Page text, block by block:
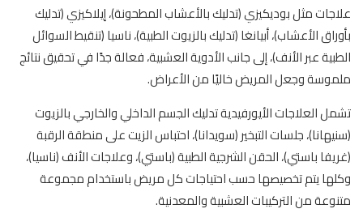
علاجات مثل بوديكيزي (تدليك بالأعشاب المطحونة)، إيلاكيزي (تدليك
بأوراق الأعشاب)، أبيانغا (تدليك بالزيوت الطبية)، ناسيا (تنقيط السوائل
الطبية عبر الأنف)، إلى جانب الأدوية العشبية، فعالة جدًا في تحقيق نتائج
ملموسة وجعل المريض خاليًا من الأعراض.
تشمل العلاجات الأيورفيدية تدليك الجسم الداخلي والخارجي بالزيوت
(سنيهانا)، جلسات التبخير (سويدانا)، احتباس الزيت على منطقة الرقبة
(غريفا باستي)، الحقن الشرجية الطبية (باستي)، وعلاجات الأنف (ناسيا)،
وكلها يتم تخصيصها حسب احتياجات كل مريض باستخدام مجموعة
متنوعة من التركيبات العشبية والمعدنية.